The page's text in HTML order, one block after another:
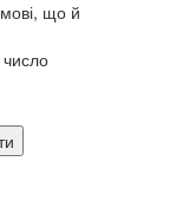
що й
число